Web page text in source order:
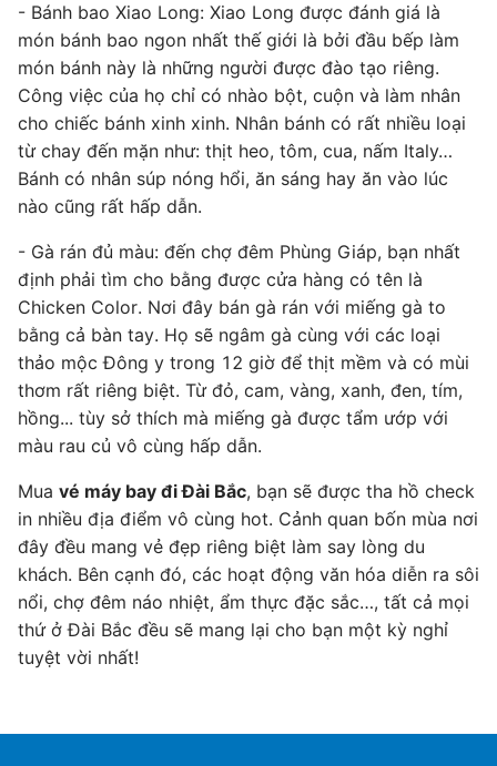
- Bánh bao Xiao Long: Xiao Long được đánh giá là
món bánh bao ngon nhất thế giới là bởi đầu bếp làm
món bánh này là những người được đào tạo riêng.
Công việc của họ chỉ có nhào bột, cuộn và làm nhân
cho chiếc bánh xinh xinh. Nhân bánh có rất nhiều loại
từ chay đến mặn như: thịt heo, tôm, cua, nấm Italy…
Bánh có nhân súp nóng hổi, ăn sáng hay ăn vào lúc
nào cũng rất hấp dẫn.
- Gà rán đủ màu: đến chợ đêm Phùng Giáp, bạn nhất
định phải tìm cho bằng được cửa hàng có tên là
Chicken Color. Nơi đây bán gà rán với miếng gà to
bằng cả bàn tay. Họ sẽ ngâm gà cùng với các loại
thảo mộc Đông y trong 12 giờ để thịt mềm và có mùi
thơm rất riêng biệt. Từ đỏ, cam, vàng, xanh, đen, tím,
hồng... tùy sở thích mà miếng gà được tẩm ướp với
màu rau củ vô cùng hấp dẫn.
Mua vé máy bay đi Đài Bắc, bạn sẽ được tha hồ check
in nhiều địa điểm vô cùng hot. Cảnh quan bốn mùa nơi
đây đều mang vẻ đẹp riêng biệt làm say lòng du
khách. Bên cạnh đó, các hoạt động văn hóa diễn ra sôi
nổi, chợ đêm náo nhiệt, ẩm thực đặc sắc…, tất cả mọi
thứ ở Đài Bắc đều sẽ mang lại cho bạn một kỳ nghỉ
tuyệt vời nhất!